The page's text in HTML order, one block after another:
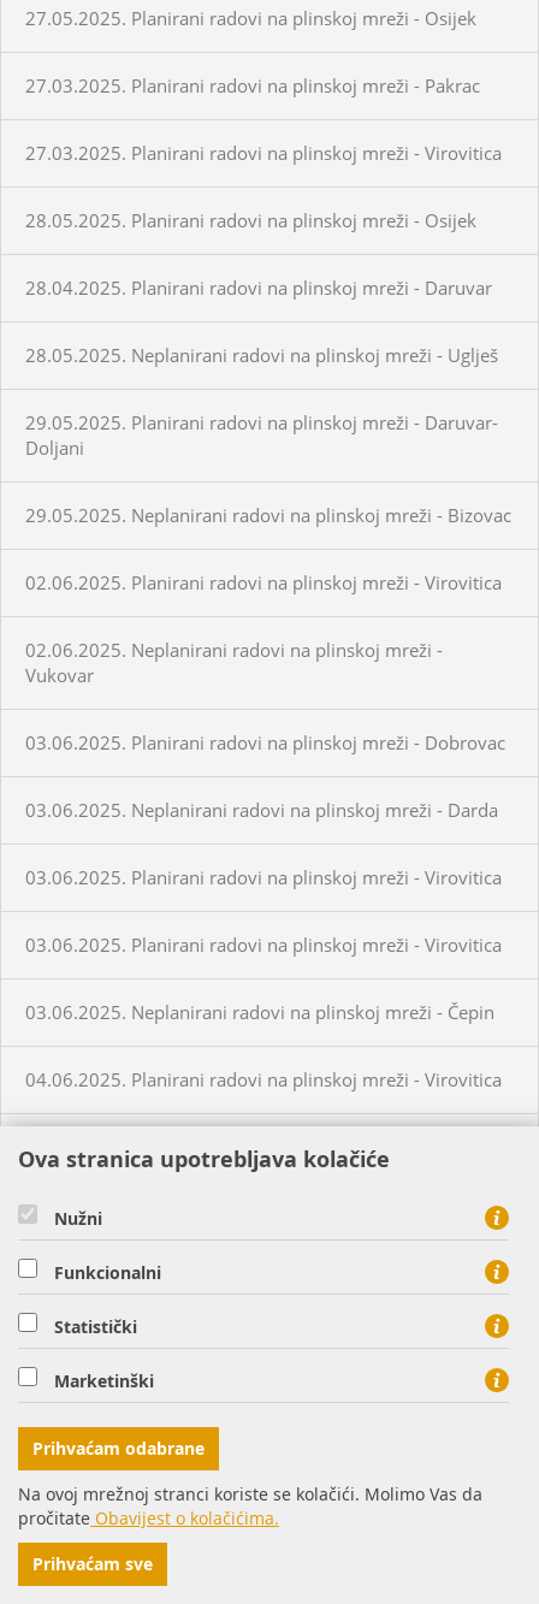
27.05.2025. Planirani radovi na plinskoj mreži - Osijek
27.03.2025. Planirani radovi na plinskoj mreži - Pakrac
27.03.2025. Planirani radovi na plinskoj mreži - Virovitica
28.05.2025. Planirani radovi na plinskoj mreži - Osijek
28.04.2025. Planirani radovi na plinskoj mreži - Daruvar
28.05.2025. Neplanirani radovi na plinskoj mreži - Uglješ
29.05.2025. Planirani radovi na plinskoj mreži - Daruvar-
Doljani
29.05.2025. Neplanirani radovi na plinskoj mreži - Bizovac
02.06.2025. Planirani radovi na plinskoj mreži - Virovitica
02.06.2025. Neplanirani radovi na plinskoj mreži -
Vukovar
03.06.2025. Planirani radovi na plinskoj mreži - Dobrovac
03.06.2025. Neplanirani radovi na plinskoj mreži - Darda
03.06.2025. Planirani radovi na plinskoj mreži - Virovitica
03.06.2025. Planirani radovi na plinskoj mreži - Virovitica
03.06.2025. Neplanirani radovi na plinskoj mreži - Čepin
04.06.2025. Planirani radovi na plinskoj mreži - Virovitica
04.06.2025. Neplanirani radovi na plinskoj mreži -
Habjanovci
05.06.2025. Planirani radovi na plinskoj mreži - Daruvar
05.06.2025. Planirani radovi na plinskoj mreži - Virovitica
05.06.2025. Planirani radovi na plinskoj mreži - Virovitica
05.06.2025. Neplanirani radovi na plinskoj mreži -
Virovitica
Ova stranica upotrebljava kolačiće
Nužni
Funkcionalni
Statistički
Marketinški
Prihvaćam odabrane
Na ovoj mrežnoj stranci koriste se kolačići. Molimo Vas da
pročitate Obavijest o kolačićima.
Prihvaćam sve